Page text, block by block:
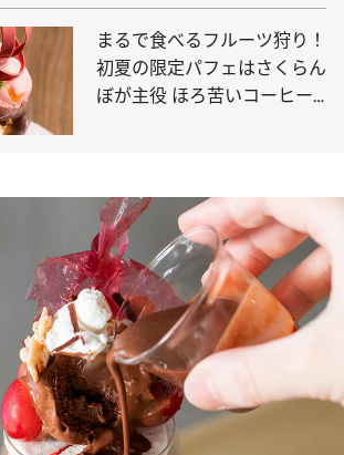
まるで食べるフルーツ狩り！
初夏の限定パフェはさくらん
ぼが主役 ほろ苦いコーヒー